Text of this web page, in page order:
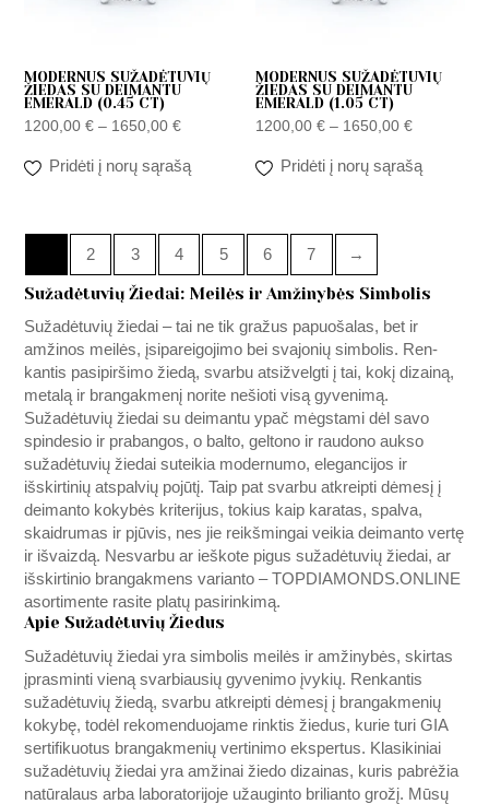
MODERNUS SUŽADĖTUVIŲ
ŽIEDAS SU DEIMANTU
EMERALD (0.45 CT)
1200,00€ – 1650,00€
Pridėti į norų sąrašą
MODERNUS SUŽADĖTUVIŲ
ŽIEDAS SU DEIMANTU
EMERALD (1.05 CT)
1200,00 € – 1650,00 €
Pridėti į norų sąrašą
2 3 4 5 6 7 →
Sužadėtuvių Žiedai: Meilės ir Amžinybės Simbolis
Sužadėtuvių žiedai – tai ne tik gražus papuošalas, bet ir
amžinos meilės, įsipareigojimo bei svajonių simbolis. Ren­
kantis pasipiršimo žiedą, svarbu atsižvelgti į tai, kokį dizainą,
metalą ir brangakmenį norite nešioti visą gyvenimą.
Sužadėtuvių žiedai su deimantu ypač mėgstami dėl savo
spindesio ir prabangos, o balto, geltono ir raudono aukso
sužadėtuvių žiedai suteikia modernumo, elegancijos ir
išskirtinių atspalvių pojūtį. Taip pat svarbu atkreipti dėmesį į
deimanto kokybės kriterijus, tokius kaip karatas, spalva,
skaidrumas ir pjūvis, nes jie reikšmingai veikia deimanto vertę
ir išvaizdą. Nesvarbu ar ieškote pigus sužadėtuvių žiedai, ar
išskirtinio brangakmens varianto –TOPDIAMONDS.ONLINE
asortimente rasite platų pasirinkimą.
Apie Sužadėtuvių Žiedus
Sužadėtuvių žiedai yra simbolis meilės ir amžinybės, skirtas
įprasminti vieną svarbiausių gyvenimo įvykių. Renkantis
sužadėtuvių žiedą, svarbu atkreipti dėmesį į brangakmenių
kokybę, todėl rekomenduojame rinktis žiedus, kurie turi GIA
sertifikuotus brangakmenių vertinimo ekspertus. Klasikiniai
sužadėtuvių žiedai yra amžinai žiedo dizainas, kuris pabrėžia
natūralaus arba laboratorijoje užauginto brilianto grožį. Mūsų